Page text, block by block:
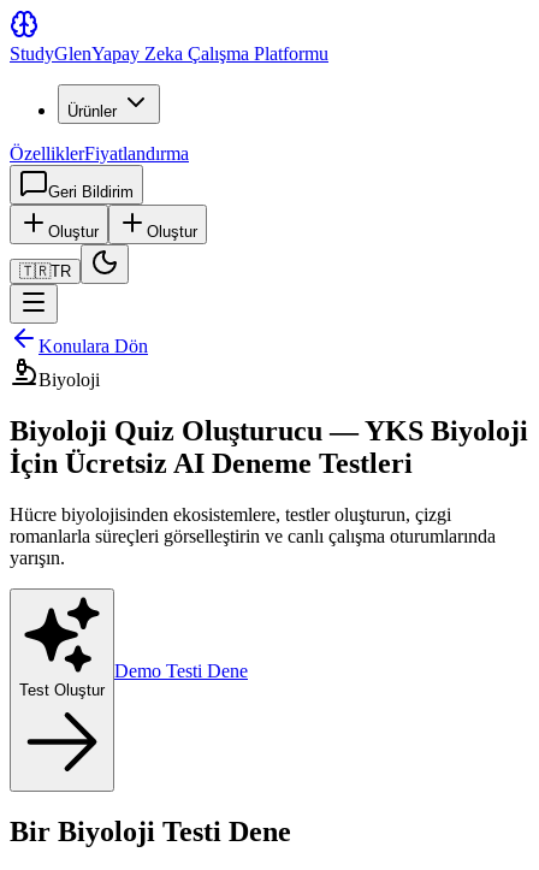
StudyGlenYapay Zeka Çalışma Platformu
Ürünler
ÖzelliklerFiyatlandırma
Geri Bildirim
Oluştur Oluştur
🇹🇷TR
Konulara Dön
Biyoloji
Biyoloji Quiz Oluşturucu — YKS Biyoloji
İçin Ücretsiz AI Deneme Testleri
Hücre biyolojisinden ekosistemlere, testler oluşturun, çizgi
romanlarla süreçleri görselleştirin ve canlı çalışma oturumlarında
yarışın.
Test Oluştur
Demo Testi Dene
Bir Biyoloji Testi Dene